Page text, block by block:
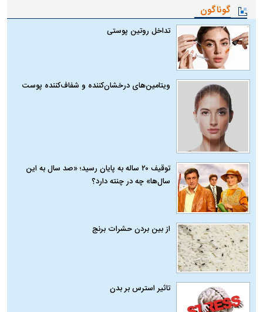
گوناگون
تداخل روتین پوستی
ویتامین‌های درخشان‌کننده و شفاف‌کننده پوست
توقیف ۲۰ ساله به پایان رسید؛ «صد سال به این
سال‌ها» چه در چنته دارد؟
از بین بردن حشرات برنج
تاثیر استرس بر بدن